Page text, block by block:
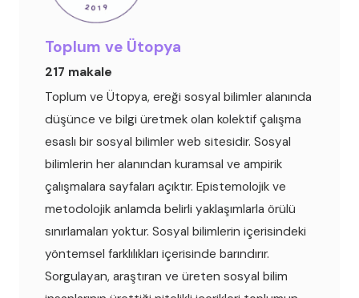
Toplum ve Ütopya
217 makale
Toplum ve Ütopya, ereği sosyal bilimler alanında
düşünce ve bilgi üretmek olan kolektif çalışma
esaslı bir sosyal bilimler web sitesidir. Sosyal
bilimlerin her alanından kuramsal ve ampirik
çalışmalara sayfaları açıktır. Epistemolojik ve
metodolojik anlamda belirli yaklaşımlarla örülü
sınırlamaları yoktur. Sosyal bilimlerin içerisindeki
yöntemsel farklılıkları içerisinde barındırır.
Sorgulayan, araştıran ve üreten sosyal bilim